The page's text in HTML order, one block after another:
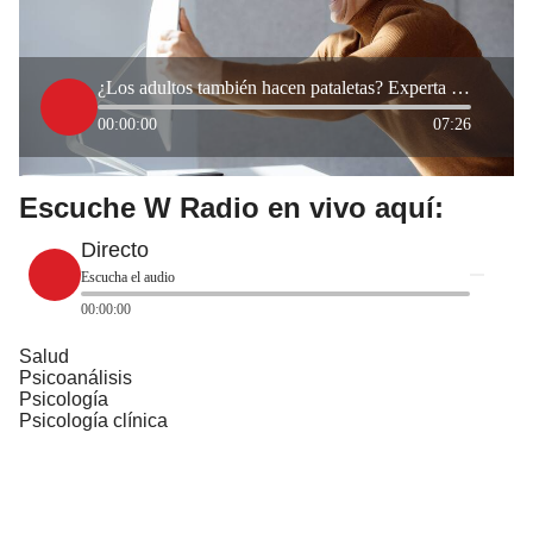
¿Los adultos también hacen pataletas? Experta explicó estas situaciones
00:00:00 07:26
Escuche W Radio en vivo aquí:
Directo
Escucha el audio
00:00:00
Salud
Psicoanálisis
Psicología
Psicología clínica